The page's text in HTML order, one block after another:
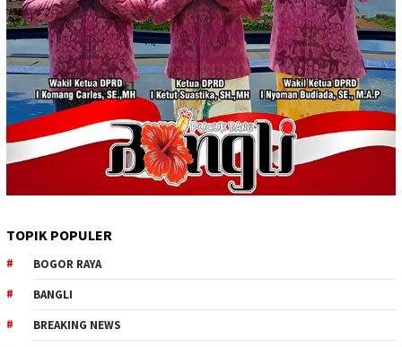
TOPIK POPULER
BOGOR RAYA
BANGLI
BREAKING NEWS